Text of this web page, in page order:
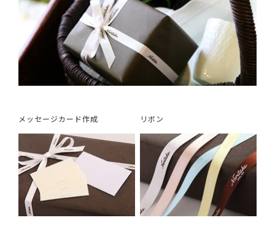
メッセージカード作成 リボン